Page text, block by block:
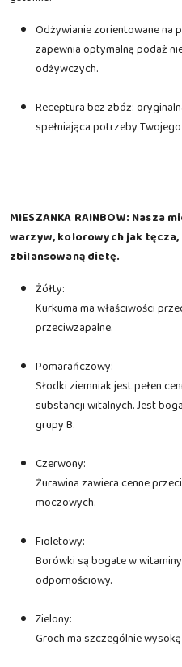
Odżywianie zorientowane na
zapewnia optymalną podaż
odżywczych.
Receptura bez zbóż:
spełniająca potrzeby
MIESZANKA RAINBOW:
warzyw, kolorowych jak
zbilansowaną dietę.
Żółty:
Kurkuma ma właściwości
przeciwzapalne.
Pomarańczowy:
Słodki ziemniak jest pełen
substancji witalnych. Jest
grupy B.
Czerwony:
Żurawina zawiera cenne
moczowych.
Fioletowy:
Borówki są bogate w
odpornościowy.
Zielony:
Groch ma szczególnie